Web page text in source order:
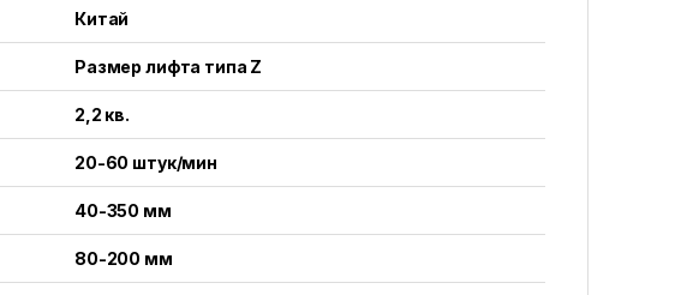
Китай
Размер лифта типа Z
2,2 кв.
20-60 штук/мин
40-350 мм
80-200 мм